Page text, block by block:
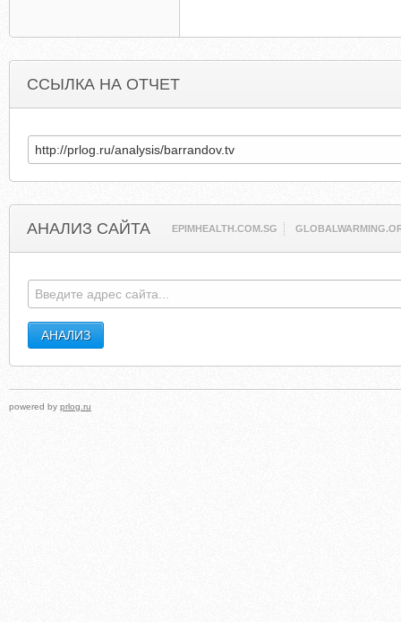
ССЫЛКА НА ОТЧЕТ
АНАЛИЗ САЙТА EPIMHEALTH.COM.SG
powered by prlog.ru